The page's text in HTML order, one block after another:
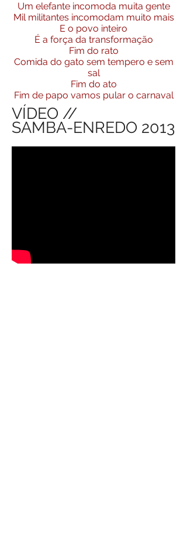
Um elefante incomoda muita gente
Mil militantes incomodam muito mais
E o povo inteiro
É a força da transformação
Fim do rato
Comida do gato sem tempero e sem
sal
Fim do ato
Fim de papo vamos pular o carnaval
VÍDEO //
SAMBA-ENREDO 2013